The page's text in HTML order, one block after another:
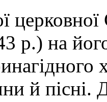
р.) на
й пісні.